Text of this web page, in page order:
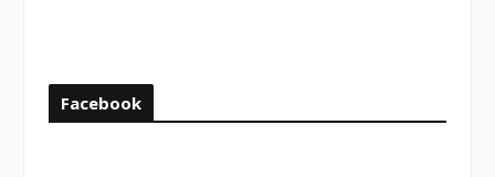
Facebook